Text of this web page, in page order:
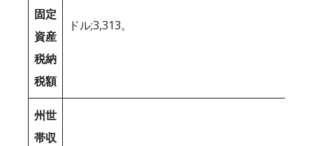
固定
資産
税納
税額
ドル;3,313。
州世
帯収